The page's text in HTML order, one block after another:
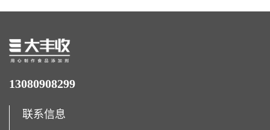
13080908299
联系信息